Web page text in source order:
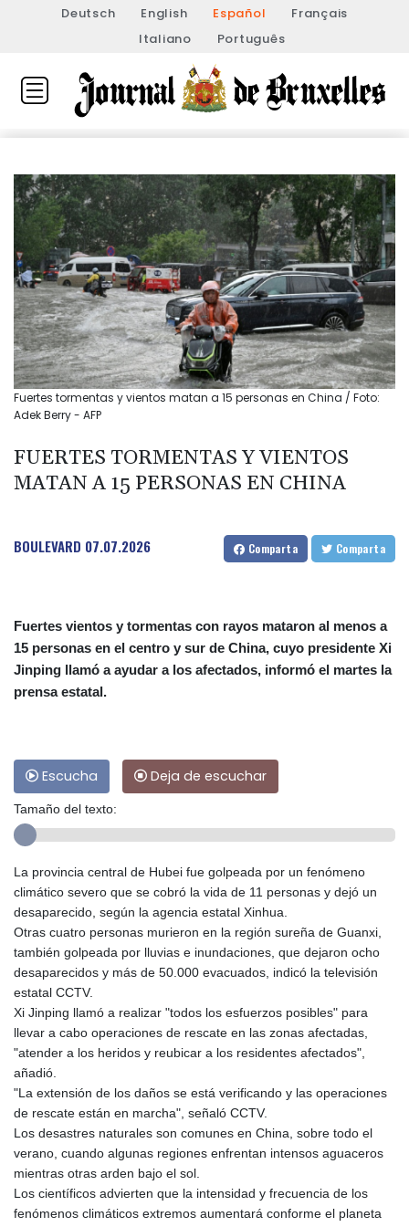
Deutsch English Español
Français
Italiano
Português
Fuertes tormentas y vientos matan a 15 personas en China / Foto:
Adek Berry - AFP
FUERTES TORMENTAS Y VIENTOS
MATAN A 15 PERSONAS EN CHINA
BOULEVARD 07.07.2026 Comparta Comparta
Fuertes vientos y tormentas con rayos mataron al menos a
15 personas en el centro y sur de China, cuyo presidente Xi
Jinping llamó a ayudar a los afectados, informó el martes la
prensa estatal.
Escucha Deja de escuchar
Tamaño del texto:
La provincia central de Hubei fue golpeada por un fenómeno
climático severo que se cobró la vida de 11 personas y dejó un
desaparecido, según la agencia estatal Xinhua.
Otras cuatro personas murieron en la región sureña de Guanxi,
también golpeada por lluvias e inundaciones, que dejaron ocho
desaparecidos y más de 50.000 evacuados, indicó la televisión
estatal CCTV.
Xi Jinping llamó a realizar "todos los esfuerzos posibles" para
llevar a cabo operaciones de rescate en las zonas afectadas,
"atender a los heridos y reubicar a los residentes afectados",
añadió.
"La extensión de los daños se está verificando y las operaciones
de rescate están en marcha", señaló CCTV.
Los desastres naturales son comunes en China, sobre todo el
verano, cuando algunas regiones enfrentan intensos aguaceros
mientras otras arden bajo el sol.
Los científicos advierten que la intensidad y frecuencia de los
fenómenos climáticos extremos aumentará conforme el planeta